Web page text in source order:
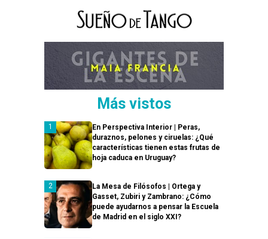
Más vistos
En Perspectiva Interior | Peras,
duraznos, pelones y ciruelas: ¿Qué
características tienen estas frutas de
hoja caduca en Uruguay?
La Mesa de Filósofos | Ortega y
Gasset, Zubiri y Zambrano: ¿Cómo
puede ayudarnos a pensar la Escuela
de Madrid en el siglo XXI?